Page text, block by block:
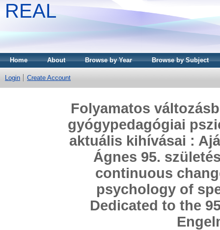
REAL
Home About Browse by Year Browse by Subject
Login Create Account
Folyamatos
gyógypedagógiai
aktuális kihívásai :
Ágnes 95.
continuous
psychology of
Dedicated to the